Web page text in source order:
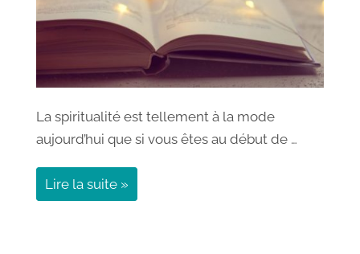
La spiritualité est tellement à la mode
aujourd’hui que si vous êtes au début de …
Lire la suite »